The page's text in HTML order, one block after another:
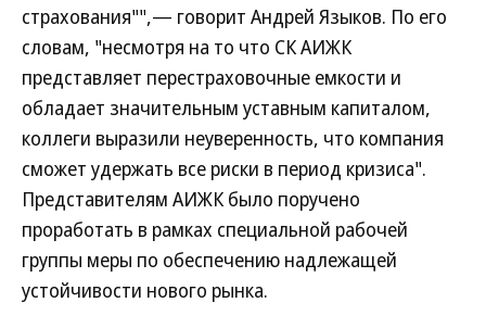
страхования"",— говорит Андрей Языков. По его
словам, "несмотря на то что СК АИЖК
представляет перестраховочные емкости и
обладает значительным уставным капиталом,
коллеги выразили неуверенность, что компания
сможет удержать все риски в период кризиса".
Представителям АИЖК было поручено
проработать в рамках специальной рабочей
группы меры по обеспечению надлежащей
устойчивости нового рынка.